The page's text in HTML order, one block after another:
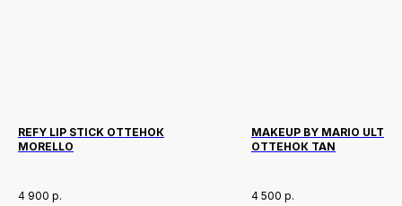
REFY LIP STICK ОТТЕНОК
MORELLO
4 900 р.
MAKEUP BY MARIO ULTRA
ОТТЕНОК TAN
4 500 р.